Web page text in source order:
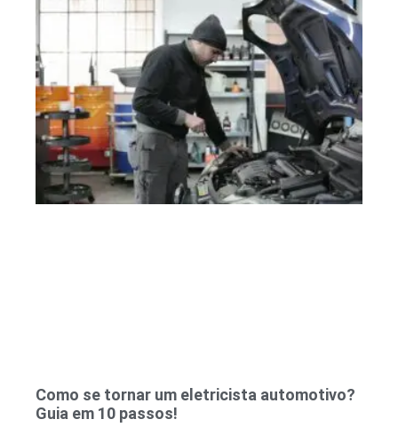
Como se tornar um eletricista automotivo?
Guia em 10 passos!